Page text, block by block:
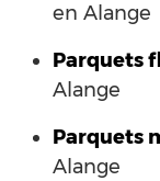
en Alange
Parquets
Alange
Parquets
Alange